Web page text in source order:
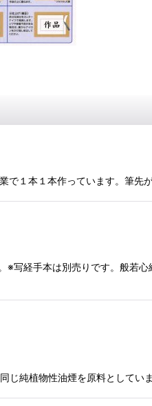
１本１本作っています。筆
手本は別売りです。般若心
純植物性油煙を原料としてい